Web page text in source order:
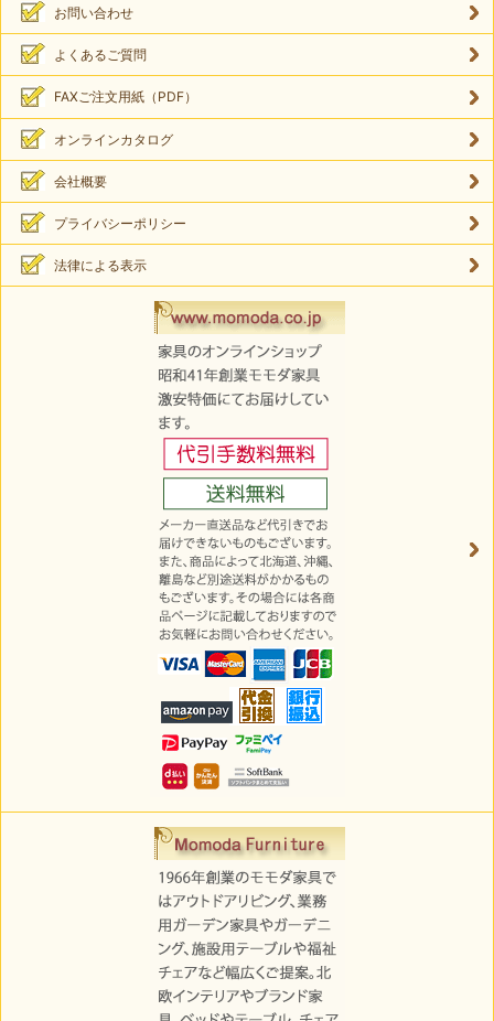
お問い合わせ
よくあるご質問
FAXご注文用紙（PDF）
オンラインカタログ
会社概要
プライバシーポリシー
法律による表示